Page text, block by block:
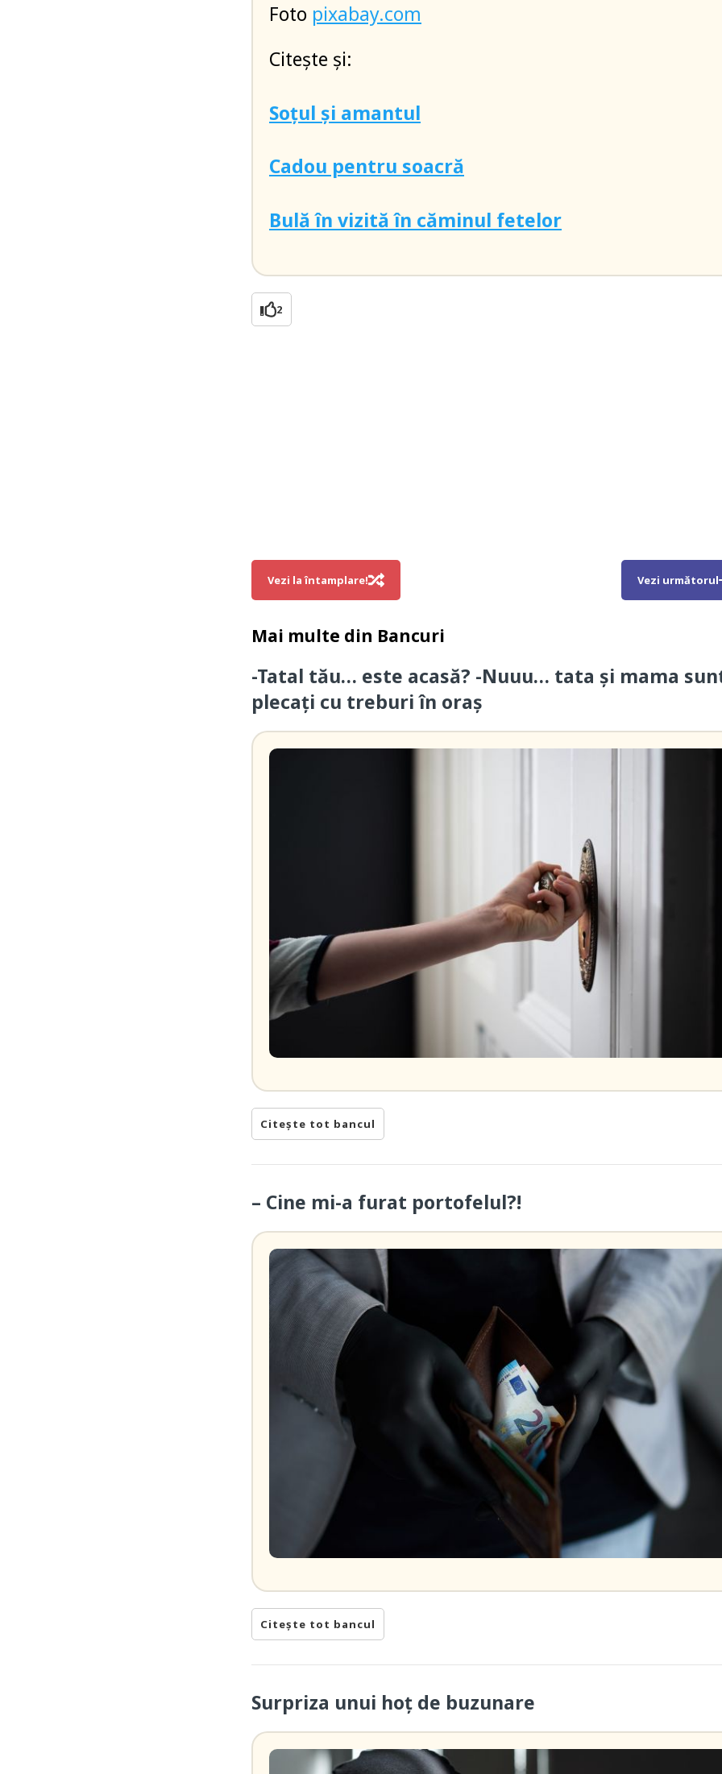
Foto pixabay.com
Citește și:
Soțul și amantul
Cadou pentru soacră
Bulă în vizită în căminul fetelor
2
Vezi la întamplare! Vezi următorul
Mai multe din Bancuri
-Tatal tău… este acasă? -Nuuu… tata și mama
plecați cu treburi în oraș
Citește tot bancul
– Cine mi-a furat portofelul?!
Citește tot bancul
Surpriza unui hoţ de buzunare